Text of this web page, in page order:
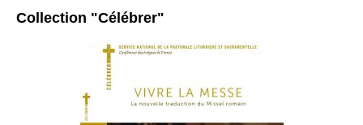
Collection "Célébrer"